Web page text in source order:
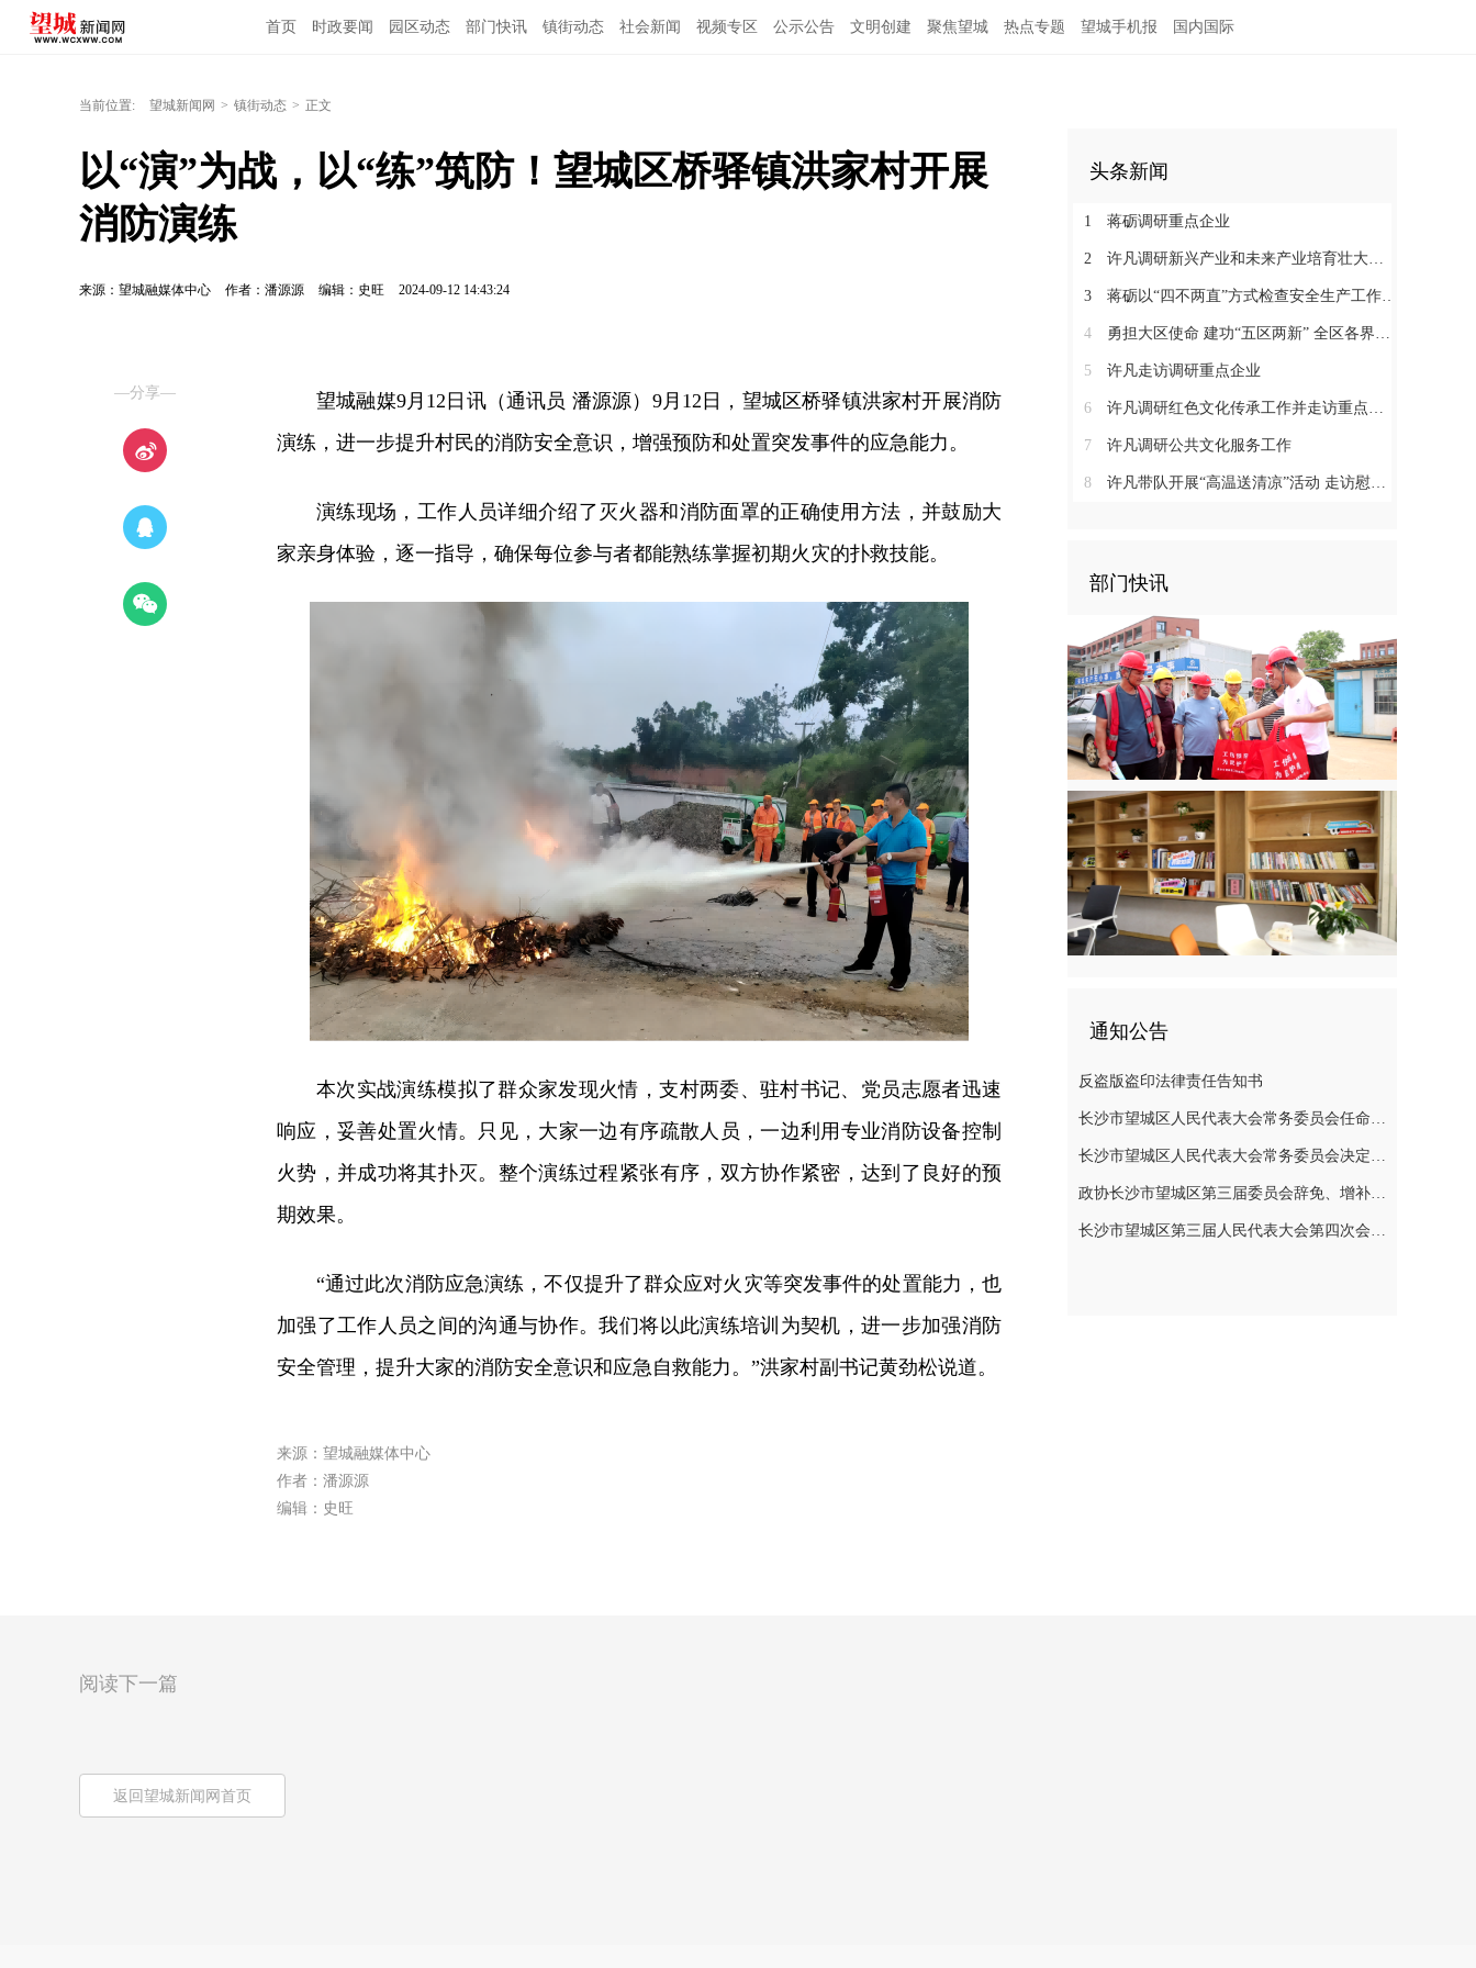
首页 时政要闻 园区动态 部门快讯 镇街动态 社会新闻 视频专区 公示公告 文明创建 聚焦望城 热点专题 望城手机报 国内国际
当前位置: 望城新闻网 > 镇街动态 > 正文
以“演”为战，以“练”筑防！望城区桥驿镇洪家村开展
消防演练
来源：望城融媒体中心 作者：潘源源 编辑：史旺 2024-09-12 14:43:24
—分享—
望城融媒9月12日讯（通讯员 潘源源）9月12日，望城区桥驿镇洪家村开展消防
演练，进一步提升村民的消防安全意识，增强预防和处置突发事件的应急能力。
演练现场，工作人员详细介绍了灭火器和消防面罩的正确使用方法，并鼓励大
家亲身体验，逐一指导，确保每位参与者都能熟练掌握初期火灾的扑救技能。
本次实战演练模拟了群众家发现火情，支村两委、驻村书记、党员志愿者迅速
响应，妥善处置火情。只见，大家一边有序疏散人员，一边利用专业消防设备控制
火势，并成功将其扑灭。整个演练过程紧张有序，双方协作紧密，达到了良好的预
期效果。
“通过此次消防应急演练，不仅提升了群众应对火灾等突发事件的处置能力，也
加强了工作人员之间的沟通与协作。我们将以此演练培训为契机，进一步加强消防
安全管理，提升大家的消防安全意识和应急自救能力。”洪家村副书记黄劲松说道。
来源：望城融媒体中心
作者：潘源源
编辑：史旺
头条新闻
1 蒋砺调研重点企业
2 许凡调研新兴产业和未来产业培育壮大工作
3 蒋砺以“四不两直”方式检查安全生产工作并慰问一线劳动者
4 勇担大区使命 建功“五区两新” 全区各界学习贯彻区党代会精神（三）
5 许凡走访调研重点企业
6 许凡调研红色文化传承工作并走访重点企业
7 许凡调研公共文化服务工作
8 许凡带队开展“高温送清凉”活动 走访慰问一线劳动者
部门快讯
通知公告
反盗版盗印法律责任告知书
长沙市望城区人民代表大会常务委员会任命名单
长沙市望城区人民代表大会常务委员会决定任免名单
政协长沙市望城区第三届委员会辞免、增补政协委员的公告
长沙市望城区第三届人民代表大会第四次会议公告
阅读下一篇
返回望城新闻网首页